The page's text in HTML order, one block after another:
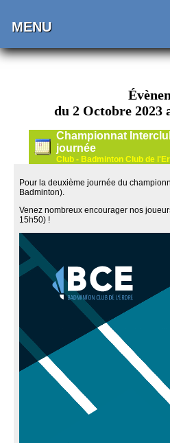
MENU
du 2 Octobre 2023
Championnat
journée
Club - Badminton Club de
Pour la deuxième journée du
Badminton).
Venez nombreux encourager nos
15h50) !